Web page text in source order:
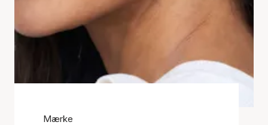
Mærke